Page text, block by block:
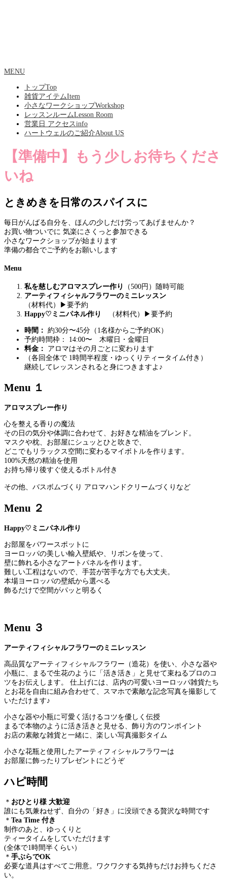
MENU
トップTop
雑貨アイテムItem
小さなワークショップWorkshop
レッスンルームLesson Room
営業日 アクセスinfo
ハートウェルのご紹介About US
【準備中】もう少しお待ちくださ
いね
ときめきを日常のスパイスに
毎日がんばる自分を、ほんの少しだけ労ってあげませんか？
お買い物ついでに 気楽にさくっと参加できる
小さなワークショップが始まります
準備の都合でご予約をお願いします
Menu
私を慈しむアロマスプレー作り
（500円）随時可能
アーティフィシャルフラワーのミニレッスン
（材料代）▶要予約
Happy♡ミニパネル作り
（材料代）▶要予約
時間： 約30分〜45分（1名様からご予約OK）
予約時間枠： 14:00〜 木曜日・金曜日
料金：
アロマはその月ごとに変わります
（各回全体で 1時間半程度・ゆっくりティータイム付き）
継続してレッスンされると身につきますよ♪
Menu １
アロマスプレー作り
心を整える香りの魔法
その日の気分や体調に合わせて、お好きな精油をブレンド。
マスクや枕、お部屋にシュッとひと吹きで、
どこでもリラックス空間に変わるマイボトルを作ります。
100%天然の精油を使用
お持ち帰り後すぐ使えるボトル付き
その他、バスボムづくり アロマハンドクリームづくりなど
Menu ２
Happy♡ミニパネル作り
お部屋をパワースポットに
ヨーロッパの美しい輸入壁紙や、リボンを使って、
壁に飾れる小さなアートパネルを作ります。
難しい工程はないので、手芸が苦手な方でも大丈夫。
本場ヨーロッパの壁紙から選べる
飾るだけで空間がパッと明るく
Menu ３
アーティフィシャルフラワーのミニレッスン
高品質なアーティフィシャルフラワー（造花）を使い、小さな器や
小瓶に、まるで生花のように「活き活き」と見せて束ねるプロのコ
ツをお伝えします。 仕上げには、店内の可愛いヨーロッパ雑貨たち
とお花を自由に組み合わせて、スマホで素敵な記念写真を撮影して
いただけます♪
小さな器や小瓶に可愛く活けるコツを優しく伝授
まるで本物のように活き活きと見せる、飾り方のワンポイント
お店の素敵な雑貨と一緒に、楽しい写真撮影タイム
小さな花瓶と使用したアーティフィシャルフラワーは
お部屋に飾ったりプレゼントにどうぞ
ハピ時間
＊ おひとり様 大歓迎
誰にも気兼ねせず、自分の「好き」に没頭できる贅沢な時間です
＊ Tea Time 付き
制作のあと、ゆっくりと
ティータイムをしていただけます
(全体で1時間半くらい）
＊ 手ぶらでOK
必要な道具はすべてご用意。ワクワクする気持ちだけお持ちくださ
い。